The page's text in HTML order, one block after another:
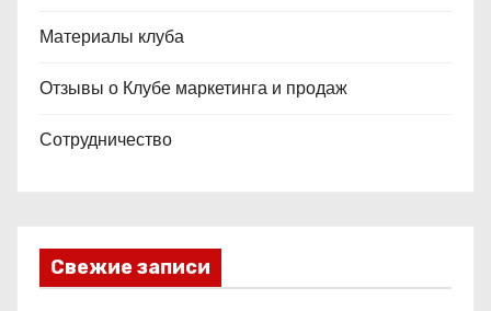
Материалы клуба
Отзывы о Клубе маркетинга и продаж
Сотрудничество
Свежие записи